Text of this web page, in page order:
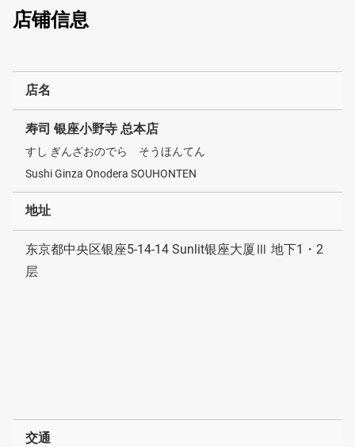
店铺信息
店名
寿司 银座小野寺 总本店
すし ぎんざおのでら そうほんてん
Sushi Ginza Onodera SOUHONTEN
地址
东京都中央区银座5-14-14 Sunlit银座大厦Ⅲ 地下1・2
层
交通